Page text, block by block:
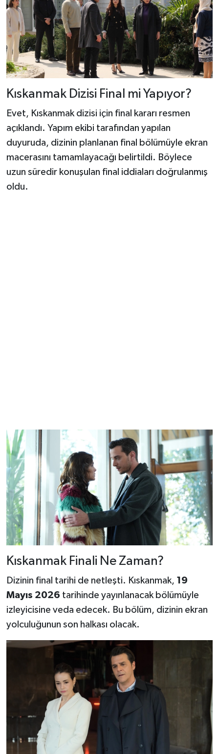
Kıskanmak Dizisi Final mi Yapıyor?
Evet, Kıskanmak dizisi için final kararı resmen
açıklandı. Yapım ekibi tarafından yapılan
duyuruda, dizinin planlanan final bölümüyle ekran
macerasını tamamlayacağı belirtildi. Böylece
uzun süredir konuşulan final iddiaları doğrulanmış
oldu.
Kıskanmak Finali Ne Zaman?
Dizinin final tarihi de netleşti. Kıskanmak, 19
Mayıs 2026 tarihinde yayınlanacak bölümüyle
izleyicisine veda edecek. Bu bölüm, dizinin ekran
yolculuğunun son halkası olacak.